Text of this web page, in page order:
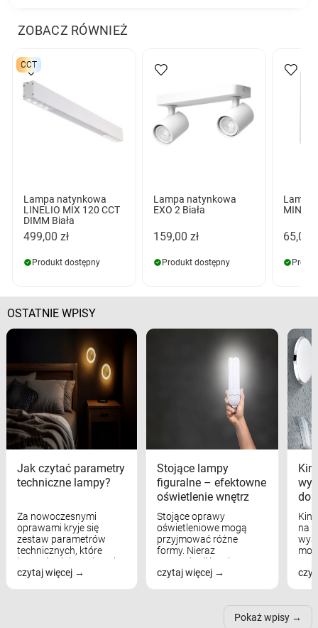
ZOBACZ RÓWNIEŻ
CCT
Lampa natynkowa
LINELIO MIX 120 CCT
DIMM Biała
499,00 zł
Produkt dostępny
Lampa natynkowa
EXO 2 Biała
159,00 zł
Produkt dostępny
Lampa
MINI
65,00
OSTATNIE WPISY
Jak czytać parametry
techniczne lampy?
Za nowoczesnymi
oprawami kryje się
zestaw parametrów
technicznych, które
bezpośrednio wpływają
na komfort widzenia,
czytaj więcej
Stojące lampy
figuralne – efektowne
oświetlenie wnętrz
Stojące oprawy
oświetleniowe mogą
przyjmować różne
formy. Nieraz
wspominaliśmy już
modele na łukowych
nich może przydać się w
czytaj więcej
na
Pokaż wpisy